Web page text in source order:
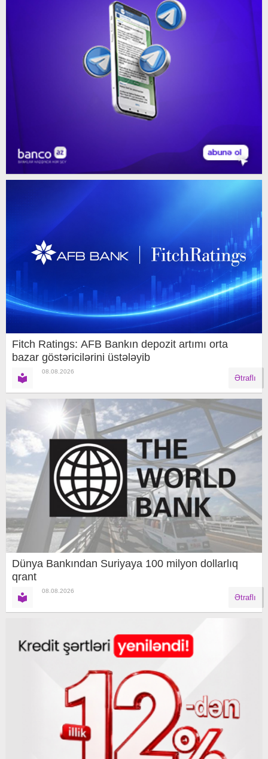
Fitch Ratings: AFB Bankın depozit artımı orta
bazar göstəricilərini üstələyib
08.08.2026
Ətraflı
Dünya Bankından Suriyaya 100 milyon dollarlıq
qrant
08.08.2026
Ətraflı